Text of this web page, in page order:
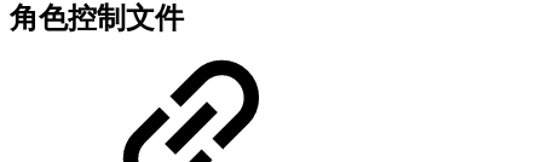
角色控制文件